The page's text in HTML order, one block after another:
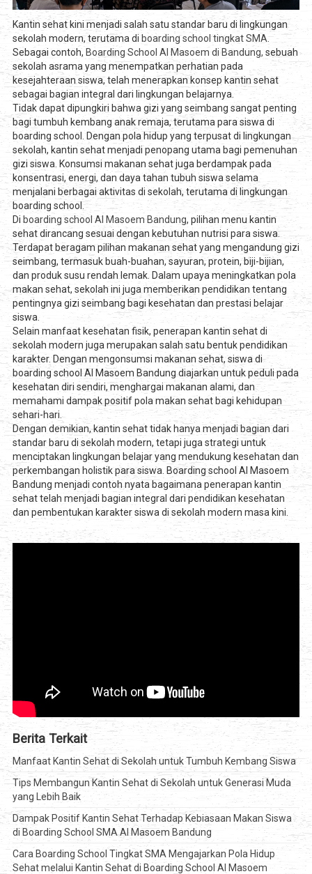
Kantin sehat kini menjadi salah satu standar baru di lingkungan
sekolah modern, terutama di boarding school tingkat SMA
Sebagai contoh, Boarding School Al Masoem di Bandung, sebuah
sekolah asrama yang menempatkan perhatian pada
kesejahteraan siswa, telah menerapkan konsep kantin sehat
sebagai bagian integral dari lingkungan belajarnya.
Tidak dapat dipungkiri bahwa gizi yang seimbang sangat penting
bagi tumbuh kembang anak remaja, terutama para siswa di
boarding school. Dengan pola hidup yang terpusat di lingkungan
sekolah, kantin sehat menjadi penopang utama bagi pemenuhan
gizi siswa. Konsumsi makanan sehat juga berdampak pada
konsentrasi, energi, dan daya tahan tubuh siswa selama
menjalani berbagai aktivitas di sekolah, terutama di lingkungan
boarding school.
Diboarding school Al Masoem Bandung, pilihan menu kantin
sehat dirancang sesuai dengan kebutuhan nutrisi para siswa.
Terdapat beragam pilihan makanan sehat yang mengandung gizi
seimbang, termasuk buah-buahan, sayuran, protein, biji-bijian,
dan produk susu rendah lemak. Dalam upaya meningkatkan pola
makan sehat, sekolah ini juga memberikan pendidikan tentang
pentingnya gizi seimbang bagi kesehatan dan prestasi belajar
siswa.
Selain manfaat kesehatan fisik, penerapan kantin sehat di
sekolah modern juga merupakan salah satu bentuk pendidikan
karakter. Dengan mengonsumsi makanan sehat, siswa di
boarding school Al Masoem Bandung diajarkan untuk peduli pada
kesehatan diri sendiri, menghargai makanan alami, dan
memahami dampak positif pola makan sehat bagi kehidupan
sehari-hari.
Dengan demikian, kantin sehat tidak hanya menjadi bagian dari
standar baru di sekolah modern, tetapi juga strategi untuk
menciptakan lingkungan belajar yang mendukung kesehatan dan
perkembangan holistik para siswa. Boarding school Al Masoem
Bandung menjadi contoh nyata bagaimana penerapan kantin
sehat telah menjadi bagian integral dari pendidikan kesehatan
dan pembentukan karakter siswa di sekolah modern masa kini.
Berita Terkait
Manfaat Kantin Sehat di Sekolah untuk Tumbuh Kembang Siswa
Tips Membangun Kantin Sehat di Sekolah untuk Generasi Muda
yang Lebih Baik
Dampak Positif Kantin Sehat Terhadap Kebiasaan Makan Siswa
di Boarding School SMA Al Masoem Bandung
Cara Boarding School Tingkat SMA Mengajarkan Pola Hidup
Sehat melalui Kantin Sehat di Boarding School Al Masoem